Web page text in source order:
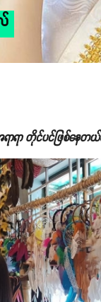
ရာ တိုင်ပင်ဖြစ်နေတ